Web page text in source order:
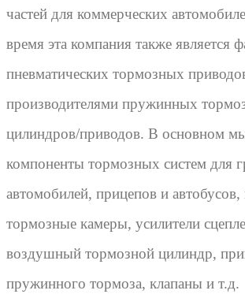
частей для коммерческих
время эта компания также является
пневматических тормозных
производителями пружинных
цилиндров/приводов. В основном
компоненты тормозных систем для
автомобилей, прицепов и
тормозные камеры, усилители
воздушный тормозной цилиндр,
пружинного тормоза, клапаны и т.д.